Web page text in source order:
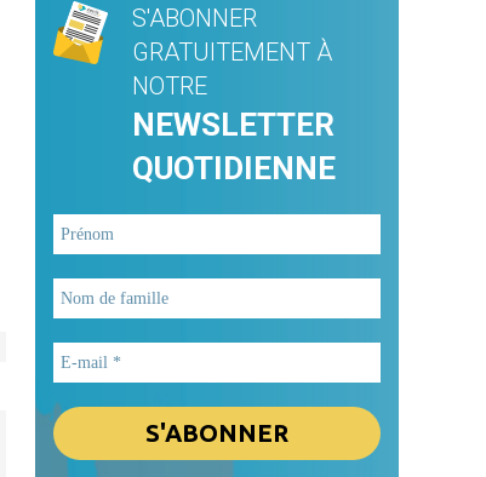
S'ABONNER
GRATUITEMENT À
NOTRE
NEWSLETTER
QUOTIDIENNE